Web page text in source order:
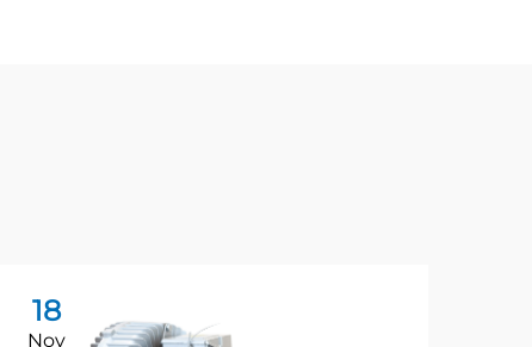
18
Nov